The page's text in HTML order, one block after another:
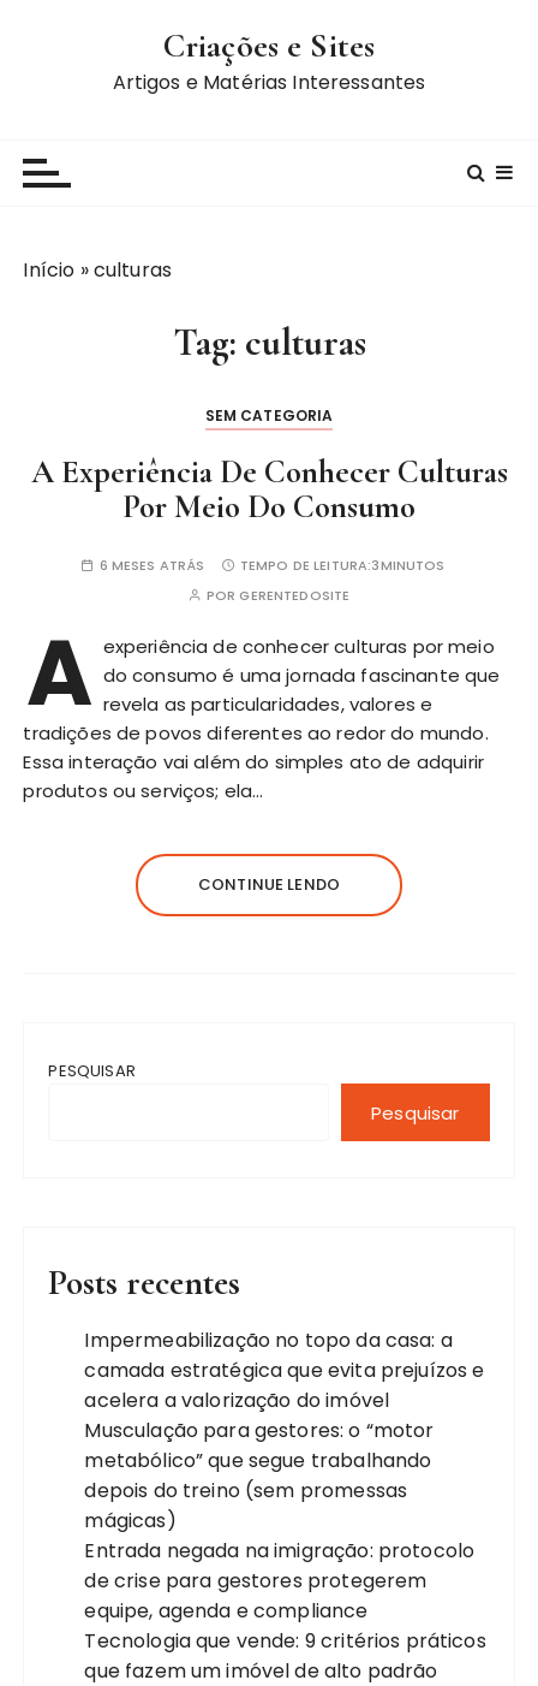
Criações e Sites
Artigos e Matérias Interessantes
Início »culturas
Tag: culturas
SEM CATEGORIA
A Experiência De Conhecer Culturas
Por Meio Do Consumo
6 MESES ATRÁS TEMPO DE LEITURA:3MINUTOS
PORGERENTEDOSITE
A experiência de conhecer culturas por meio
doconsumo é uma jornada fascinante que
revela as particularidades, valores e
tradições de povos diferentes ao redor do mundo.
Essa interação vai além do simples ato de adquirir
produtos ou serviços; ela…
CONTINUE LENDO
PESQUISAR
Pesquisar
Posts recentes
Impermeabilização no topo da casa: a
camada estratégica que evita prejuízos e
acelera a valorização do imóvel
Musculação para gestores: o “motor
metabólico” que segue trabalhando
depois do treino (sem promessas
mágicas)
Entrada negada na imigração: protocolo
de crise para gestores protegerem
equipe, agenda e compliance
Tecnologia que vende: 9 critérios práticos
que fazem um imóvel de alto padrão